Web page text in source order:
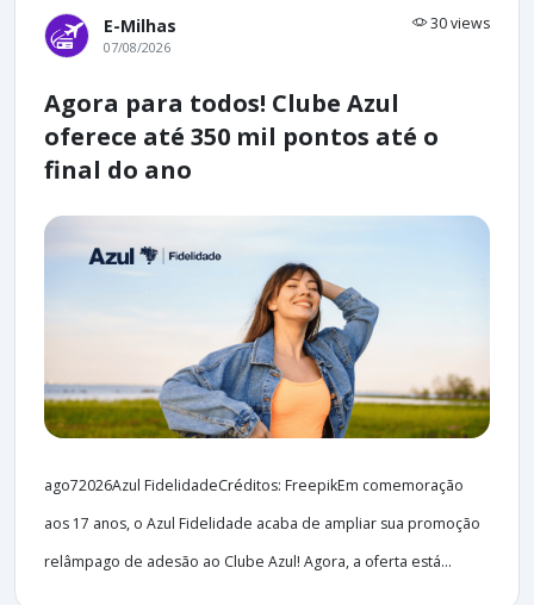
E-Milhas 30 views
07/08/2026
Agora para todos! Clube Azul
oferece até 350 mil pontos até o
final do ano
ago72026Azul FidelidadeCréditos: FreepikEm comemoração
aos 17 anos, o Azul Fidelidade acaba de ampliar sua promoção
relâmpago de adesão ao Clube Azul! Agora, a oferta está...